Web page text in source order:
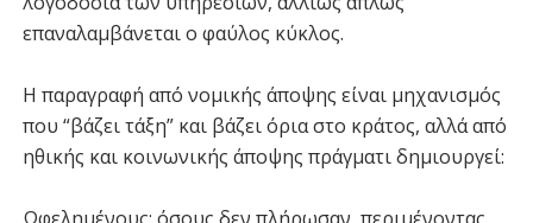
επαναλαμβάνεται ο φαύλος κύκλος.
Η παραγραφή από νομικής άποψης είναι μηχανισμός
που “βάζει τάξη” και βάζει όρια στο κράτος, αλλά από
ηθικής και κοινωνικής άποψης πράγματι δημιουργεί: